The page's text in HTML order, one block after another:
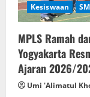
Kesiswaan
MPLS Ramah
Yogyakarta
Ajaran 2026/
Umi 'Alimatul